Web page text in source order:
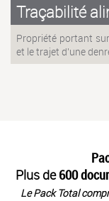
Traçabilité
Propriété portant
et le trajet d'une
Plus de600
Le Pack Total